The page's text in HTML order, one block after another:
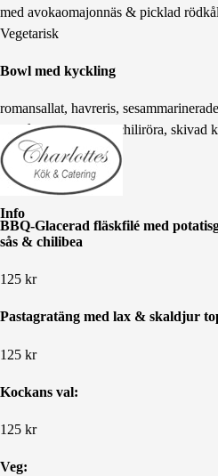
med avokaomajonnäs & picklad rödkål
Vegetarisk
Bowl med kyckling
romansallat, havreris,
rödkål, färskost med chiliröra, skivad
sojavinägrett
Info
BBQ-Glacerad fläskfilé med
sås & chilibea
125 kr
Pastagratäng med lax & skaldjur
125 kr
Kockans val:
125 kr
Veg: